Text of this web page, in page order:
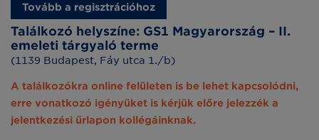
Tovább a regisztrációhoz
Találkozó helyszíne: GS1 Magyarország – II.
emeleti tárgyaló terme
(1139 Budapest, Fáy utca 1./b)
A találkozókra online felületen is be lehet kapcsolódni,
erre vonatkozó igényüket is kérjük előre jelezzék a
jelentkezési űrlapon kollégáinknak.